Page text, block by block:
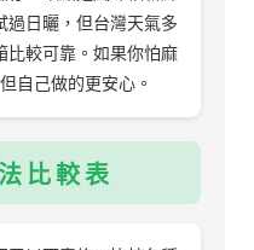
過日曬，但台灣天氣多
比較可靠。如果你怕麻
自己做的更安心。
比較表